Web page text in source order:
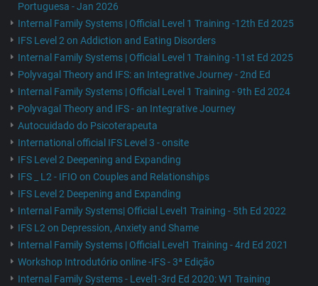
Portuguesa - Jan 2026
Internal Family Systems | Official Level 1 Training -12th Ed 2025
IFS Level 2 on Addiction and Eating Disorders
Internal Family Systems | Official Level 1 Training -11st Ed 2025
Polyvagal Theory and IFS: an Integrative Journey - 2nd Ed
Internal Family Systems | Official Level 1 Training - 9th Ed 2024
Polyvagal Theory and IFS - an Integrative Journey
Autocuidado do Psicoterapeuta
International official IFS Level 3 - onsite
IFS Level 2 Deepening and Expanding
IFS _ L2 - IFIO on Couples and Relationships
IFS Level 2 Deepening and Expanding
Internal Family Systems| Official Level1 Training - 5th Ed 2022
IFS L2 on Depression, Anxiety and Shame
Internal Family Systems | Official Level1 Training - 4rd Ed 2021
Workshop Introdutório online -IFS - 3ª Edição
Internal Family Systems - Level1-3rd Ed 2020: W1 Training